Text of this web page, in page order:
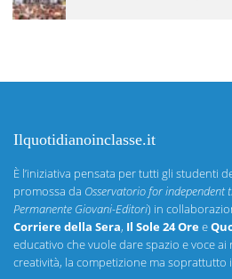
Ilquotidianoinclasse.it
È l’iniziativa pensata per tutti gli studenti
promossa da Osservatorio for independent
Permanente Giovani-Editori) in
Corriere della Sera, Il Sole 24 Oree
educativo che vuole dare spazio e voce ai
creatività, la competizione ma soprattutto